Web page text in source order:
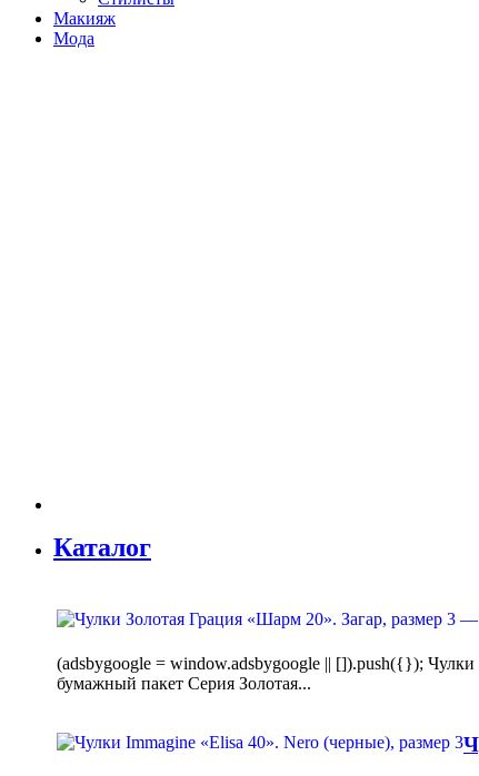
Макияж
Мода
Каталог
(adsbygoogle = window.adsbygoogle || []).push({});
бумажный пакет Серия Золотая...